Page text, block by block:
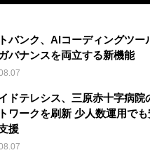
バンク、AIコーディングツー
バナンスを両立する新機能
ドテレシス、三原赤十字病院
ワークを刷新 少人数運用で
援